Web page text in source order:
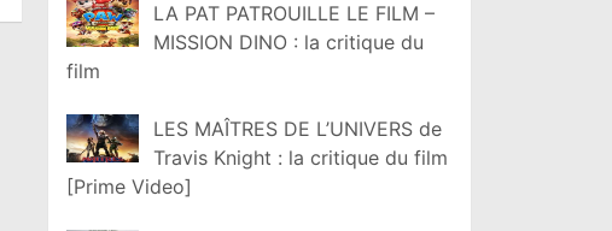
LA PAT PATROUILLE LE FILM –
MISSION DINO : la critique du
film
LES MAÎTRES DE L’UNIVERS de
Travis Knight : la critique du film
[Prime Video]